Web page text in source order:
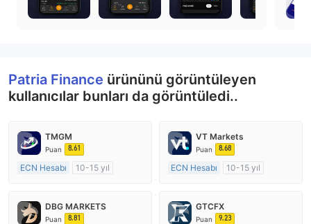
Patria Finance ürününü görüntüleyen
kullanıcılar bunları da görüntüledi..
TMGM
Puan 8.61
ECN Hesabı
10-15 yıl
Pazar Yapıcılık (MM)
MT4 Tam Lisans
VT Markets
Puan 8.68
ECN Hesabı
10-15 yıl
Pazar Yapıcılık (MM)
MT4 Tam Lisans
DBG MARKETS
Puan 8.81
GTCFX
Puan 9.23